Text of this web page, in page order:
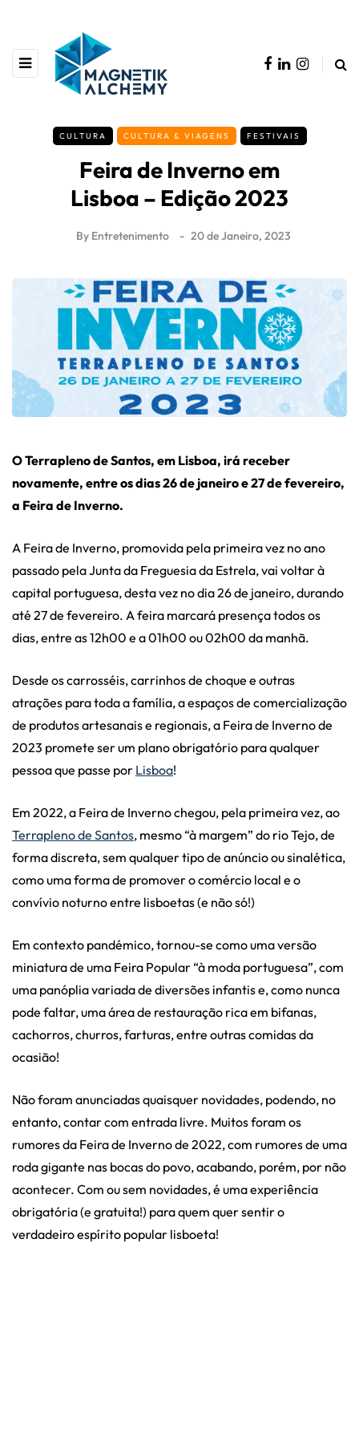
CULTURA CULTURA & VIAGENS FESTIVAIS
Feira de Inverno em
Lisboa – Edição 2023
By Entretenimento 20 de Janeiro, 2023
O Terrapleno de Santos, em Lisboa, irá receber
novamente, entre os dias 26 de janeiro e 27 de fevereiro,
a Feira de Inverno.
A Feira de Inverno, promovida pela primeira vez no ano
passado pela Junta da Freguesia da Estrela, vai voltar à
capital portuguesa, desta vez no dia 26 de janeiro, durando
até 27 de fevereiro. A feira marcará presença todos os
dias, entre as 12h00 e a 01h00 ou 02h00 da manhã.
Desde os carrosséis, carrinhos de choque e outras
atrações para toda a família, a espaços de comercialização
de produtos artesanais e regionais, a Feira de Inverno de
2023 promete ser um plano obrigatório para qualquer
pessoa que passe por Lisboa!
Em 2022, a Feira de Inverno chegou, pela primeira vez, ao
Terrapleno de Santos, mesmo “à margem” do rio Tejo, de
forma discreta, sem qualquer tipo de anúncio ou sinalética,
como uma forma de promover o comércio local e o
convívio noturno entre lisboetas (e não só!)
Em contexto pandémico, tornou-se como uma versão
miniatura de uma Feira Popular “à moda portuguesa”, com
uma panóplia variada de diversões infantis e, como nunca
pode faltar, uma área de restauração rica em bifanas,
cachorros, churros, farturas, entre outras comidas da
ocasião!
Não foram anunciadas quaisquer novidades, podendo, no
entanto, contar com entrada livre. Muitos foram os
rumores da Feira de Inverno de 2022, com rumores de uma
roda gigante nas bocas do povo, acabando, porém, por não
acontecer. Com ou sem novidades, é uma experiência
obrigatória (e gratuita!) para quem quer sentir o
verdadeiro espírito popular lisboeta!